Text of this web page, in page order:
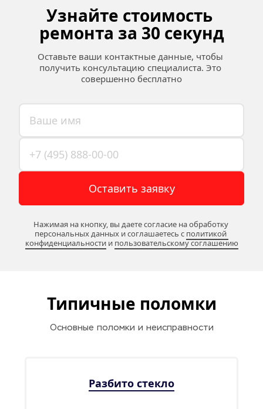
Узнайте стоимость
ремонта за 30 секунд
Оставьте ваши контактные данные, чтобы
получить консультацию специалиста. Это
совершенно бесплатно
Оставить заявку
Нажимая на кнопку, вы даете согласие на обработку
персональных данных и соглашаетесь c политикой
конфиденциальности и пользовательскому соглашению
Типичные поломки
Основные поломки и неисправности
Разбито стекло